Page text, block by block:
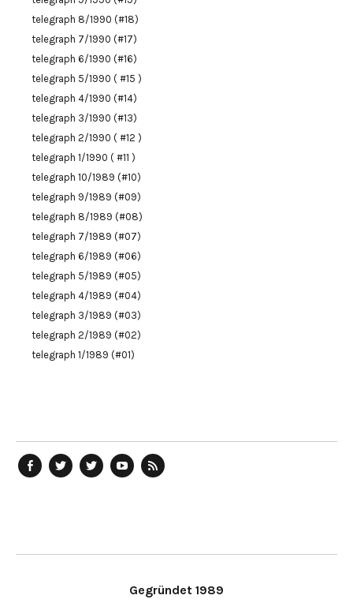
telegraph 8/1990 (#18)
telegraph 7/1990 (#17)
telegraph 6/1990 (#16)
telegraph 5/1990 ( #15 )
telegraph 4/1990 (#14)
telegraph 3/1990 (#13)
telegraph 2/1990 ( #12 )
telegraph 1/1990 ( #11 )
telegraph 10/1989 (#10)
telegraph 9/1989 (#09)
telegraph 8/1989 (#08)
telegraph 7/1989 (#07)
telegraph 6/1989 (#06)
telegraph 5/1989 (#05)
telegraph 4/1989 (#04)
telegraph 3/1989 (#03)
telegraph 2/1989 (#02)
telegraph 1/1989 (#01)
Gegründet 1989